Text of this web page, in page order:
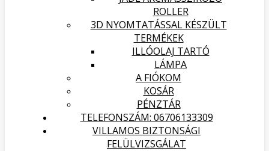
ROLLER
3D NYOMTATÁSSAL KÉSZÜLT
TERMÉKEK
ILLÓOLAJ TARTÓ
LÁMPA
A FIÓKOM
KOSÁR
PÉNZTÁR
TELEFONSZÁM: 06706133309
VILLAMOS BIZTONSÁGI
FELÜLVIZSGÁLAT